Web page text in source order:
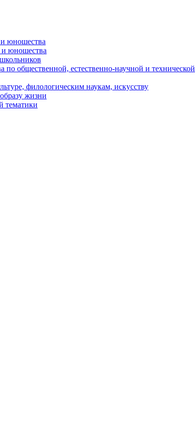
и юношества
и юношества
по общественной, естественно-научной и технической
филологическим наукам, искусству
жизни
тематики